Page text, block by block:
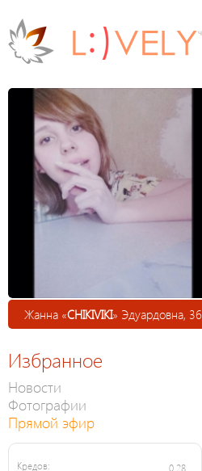
Жанна «CHIKIVIKI» Эдуардовна, 36
Избранное
Новости
Фотографии
Прямой эфир
Кредов: 0.28